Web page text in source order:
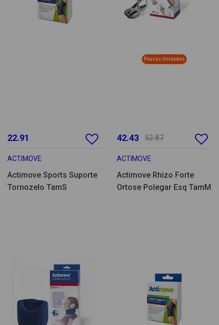
22.91
ACTIMOVE
Actimove Sports Suporte
Tornozelo TamS
Poucas Unidades
42.43 52.87
ACTIMOVE
Actimove Rhizo Forte
Ortose Polegar Esq TamM